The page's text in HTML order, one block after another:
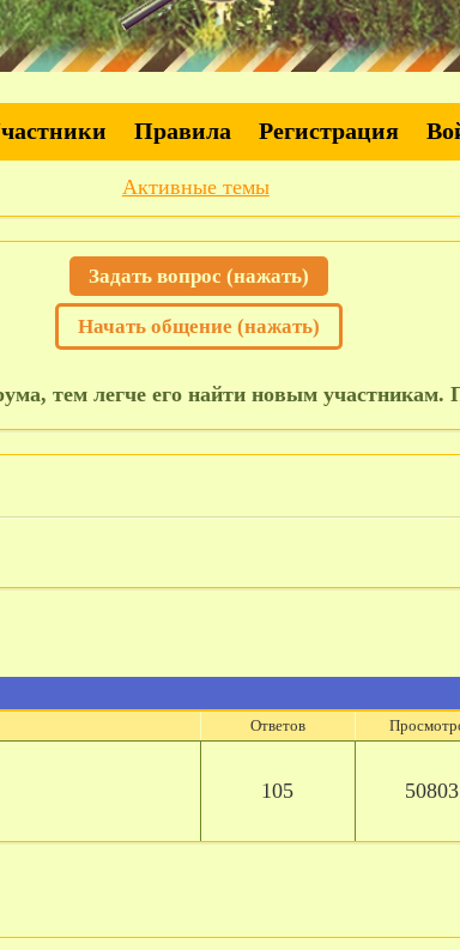
Правила Регистрация
Активные темы
Задать вопрос (нажать)
Начать общение (нажать)
тем легче его найти новым участникам.
Ответов
105 50803